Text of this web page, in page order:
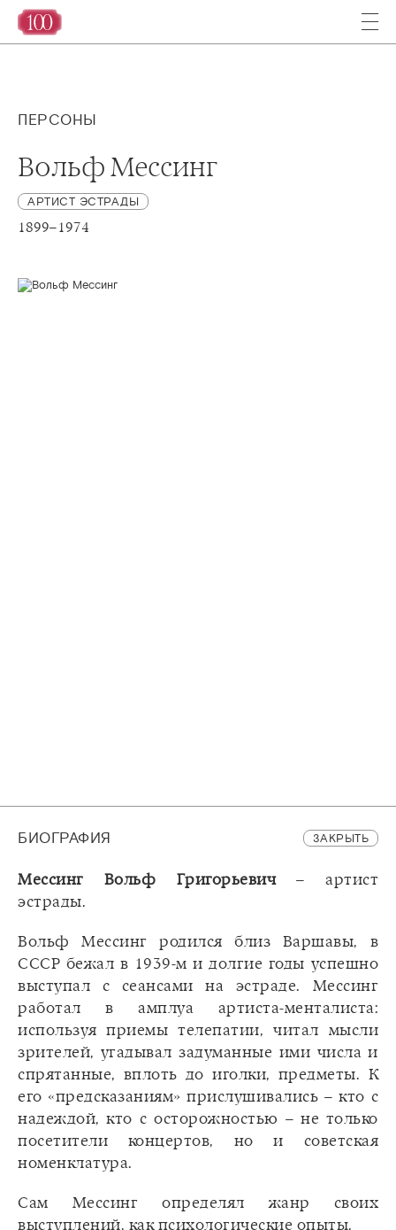
ПЕРСОНЫ
Вольф Мессинг
АРТИСТ ЭСТРАДЫ
1899–1974
БИОГРАФИЯ ЗАКРЫТЬ
Мессинг Вольф Григорьевич– артист
эстрады.
Вольф Мессинг родился близ Варшавы, в
СССР бежал в 1939-м и долгие годы успешно
выступал с сеансами на эстраде. Мессинг
работал в амплуа артиста-менталиста:
используя приемы телепатии, читал мысли
зрителей, угадывал задуманные ими числа и
спрятанные, вплоть до иголки, предметы. К
его «предсказаниям» прислушивались – кто с
надеждой, кто с осторожностью – не только
посетители концертов, но и советская
номенклатура.
Сам Мессинг определял жанр своих
выступлений, как психологические опыты.